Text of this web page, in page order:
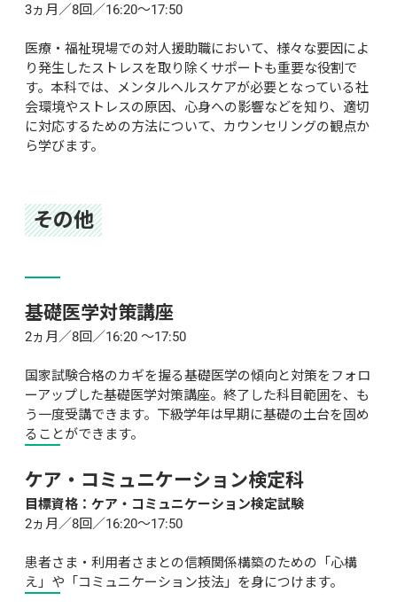
3ヵ月／8回／16:20～17:50
医療・福祉現場での対人援助職において、様々な要因によ
り発生したストレスを取り除くサポートも重要な役割で
す。本科では、メンタルヘルスケアが必要となっている社
会環境やストレスの原因、心身への影響などを知り、適切
に対応するための方法について、カウンセリングの観点か
ら学びます。
その他
基礎医学対策講座
2ヵ月／8回／16:20 ～17:50
国家試験合格のカギを握る基礎医学の傾向と対策をフォロ
ーアップした基礎医学対策講座。終了した科目範囲を、も
う一度受講できます。下級学年は早期に基礎の土台を固め
ることができます。
ケア・コミュニケーション検定科
目標資格：ケア・コミュニケーション検定試験
2ヵ月／8回／16:20～17:50
患者さま・利用者さまとの信頼関係構築のための「心構
え」や「コミュニケーション技法」を身につけます。